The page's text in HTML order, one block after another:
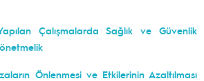
Çalışmalarda Sağlık ve Güvenlik
Önlenmesi ve Etkilerinin Azaltılması